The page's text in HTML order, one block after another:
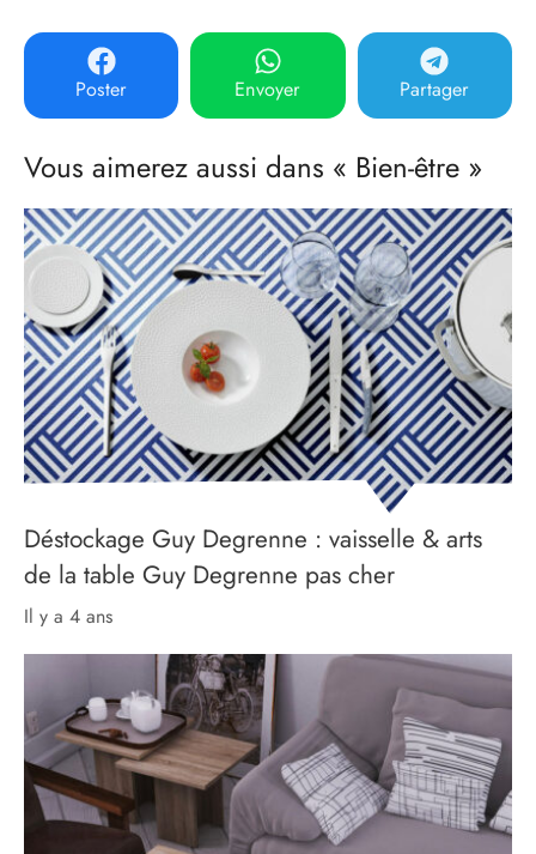
Poster Envoyer Partager
Vous aimerez aussi dans « Bien-être »
Déstockage Guy Degrenne : vaisselle & arts
de la table Guy Degrenne pas cher
il y a 4 ans